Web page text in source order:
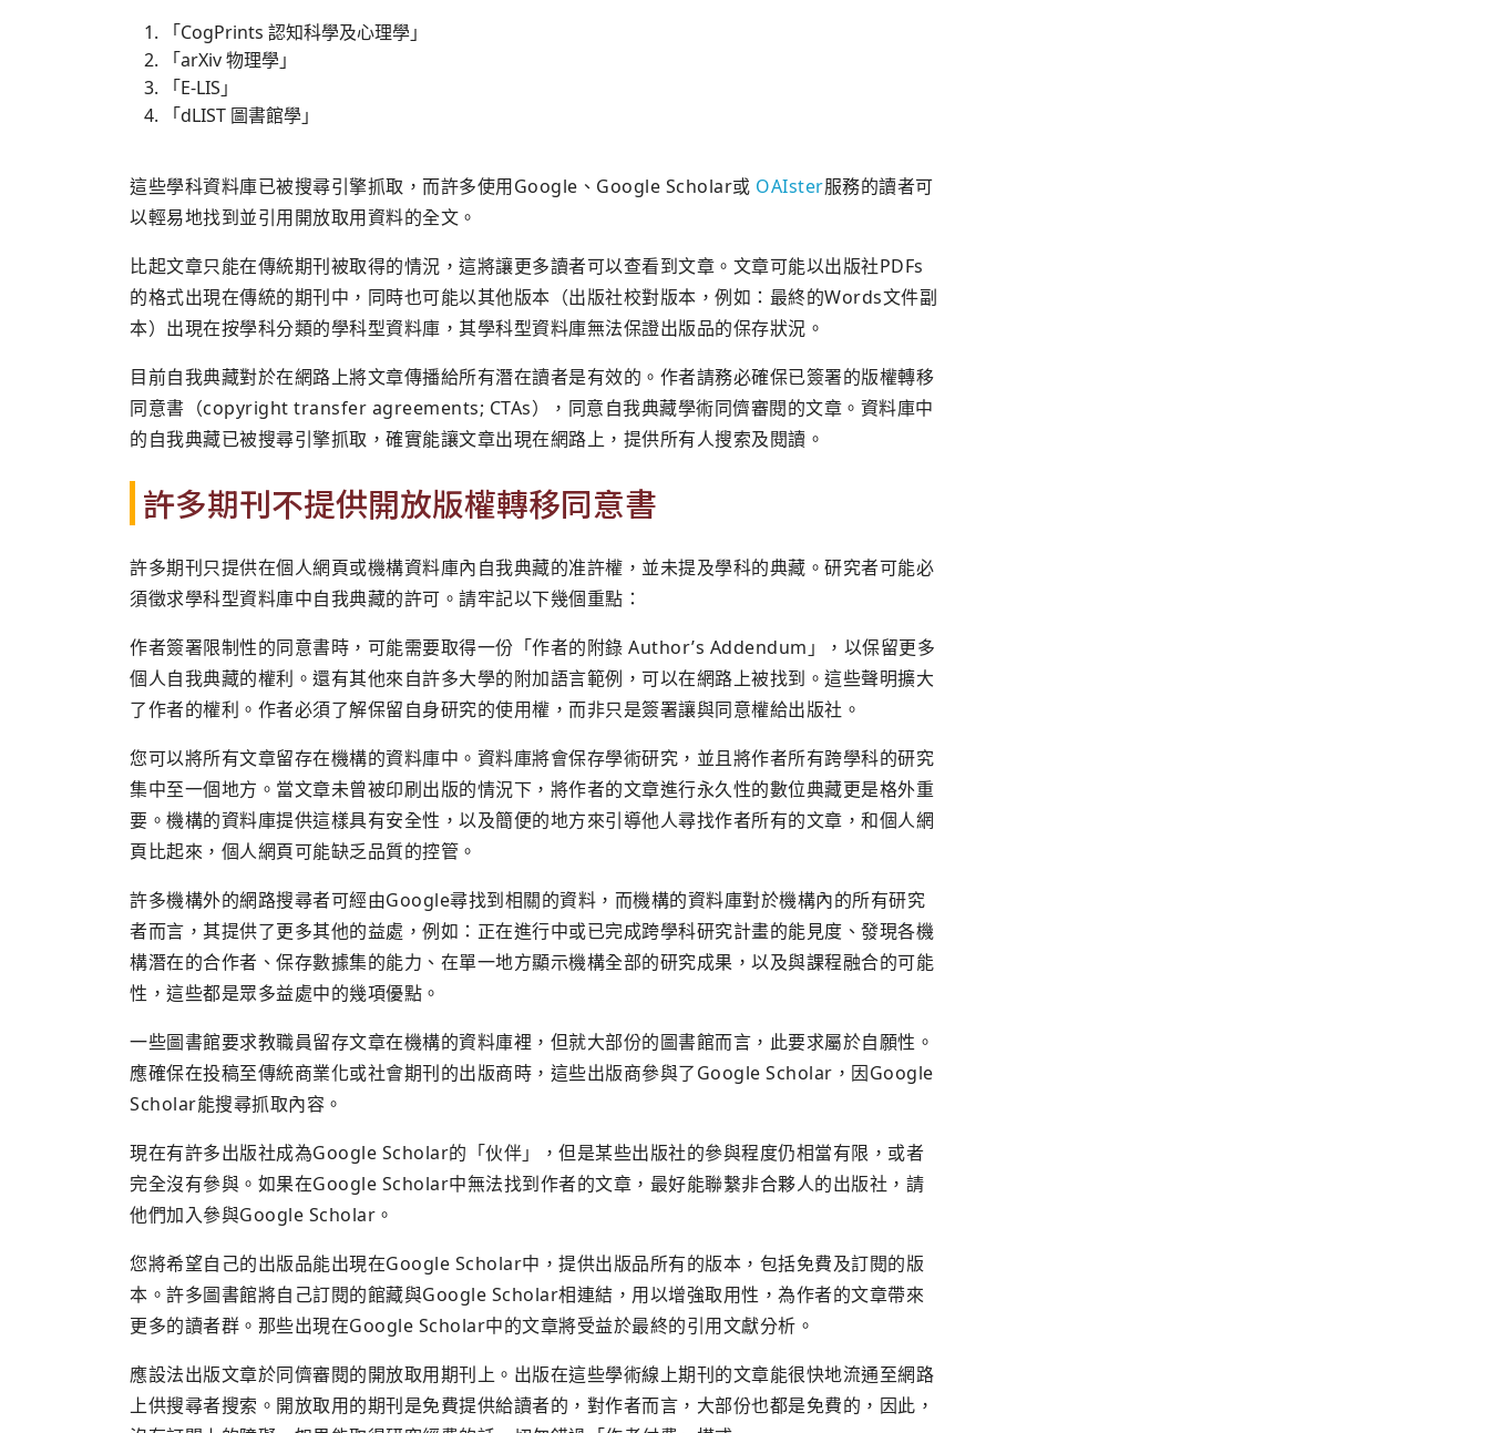
「CogPrints 認知科學及心理學」
「arXiv 物理學」
「E-LIS」
「dLIST 圖書館學」
這些學科資料庫已被搜尋引擎抓取，而許多使用Google、Google Scholar或 OAIster服務的讀者可
以輕易地找到並引用開放取用資料的全文。
比起文章只能在傳統期刊被取得的情況，這將讓更多讀者可以查看到文章。文章可能以出版社PDFs
的格式出現在傳統的期刊中，同時也可能以其他版本（出版社校對版本，例如：最終的Words文件副
本）出現在按學科分類的學科型資料庫，其學科型資料庫無法保證出版品的保存狀況。
目前自我典藏對於在網路上將文章傳播給所有潛在讀者是有效的。作者請務必確保已簽署的版權轉移
同意書（copyright transfer agreements; CTAs），同意自我典藏學術同儕審閱的文章。資料庫中
的自我典藏已被搜尋引擎抓取，確實能讓文章出現在網路上，提供所有人搜索及閱讀。
許多期刊不提供開放版權轉移同意書
許多期刊只提供在個人網頁或機構資料庫內自我典藏的准許權，並未提及學科的典藏。研究者可能必
須徵求學科型資料庫中自我典藏的許可。請牢記以下幾個重點：
作者簽署限制性的同意書時，可能需要取得一份「作者的附錄 Author’s Addendum」，以保留更多
個人自我典藏的權利。還有其他來自許多大學的附加語言範例，可以在網路上被找到。這些聲明擴大
了作者的權利。作者必須了解保留自身研究的使用權，而非只是簽署讓與同意權給出版社。
您可以將所有文章留存在機構的資料庫中。資料庫將會保存學術研究，並且將作者所有跨學科的研究
集中至一個地方。當文章未曾被印刷出版的情況下，將作者的文章進行永久性的數位典藏更是格外重
要。機構的資料庫提供這樣具有安全性，以及簡便的地方來引導他人尋找作者所有的文章，和個人網
頁比起來，個人網頁可能缺乏品質的控管。
許多機構外的網路搜尋者可經由Google尋找到相關的資料，而機構的資料庫對於機構內的所有研究
者而言，其提供了更多其他的益處，例如：正在進行中或已完成跨學科研究計畫的能見度、發現各機
構潛在的合作者、保存數據集的能力、在單一地方顯示機構全部的研究成果，以及與課程融合的可能
性，這些都是眾多益處中的幾項優點。
一些圖書館要求教職員留存文章在機構的資料庫裡，但就大部份的圖書館而言，此要求屬於自願性。
應確保在投稿至傳統商業化或社會期刊的出版商時，這些出版商參與了Google Scholar，因Google
Scholar能搜尋抓取內容。
現在有許多出版社成為Google Scholar的「伙伴」，但是某些出版社的參與程度仍相當有限，或者
完全沒有參與。如果在Google Scholar中無法找到作者的文章，最好能聯繫非合夥人的出版社，請
他們加入參與Google Scholar。
您將希望自己的出版品能出現在Google Scholar中，提供出版品所有的版本，包括免費及訂閱的版
本。許多圖書館將自己訂閱的館藏與Google Scholar相連結，用以增強取用性，為作者的文章帶來
更多的讀者群。那些出現在Google Scholar中的文章將受益於最終的引用文獻分析。
應設法出版文章於同儕審閱的開放取用期刊上。出版在這些學術線上期刊的文章能很快地流通至網路
上供搜尋者搜索。開放取用的期刊是免費提供給讀者的，對作者而言，大部份也都是免費的，因此，